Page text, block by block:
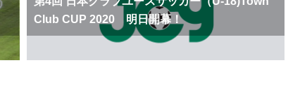
Club CUP 2020 明日開幕！